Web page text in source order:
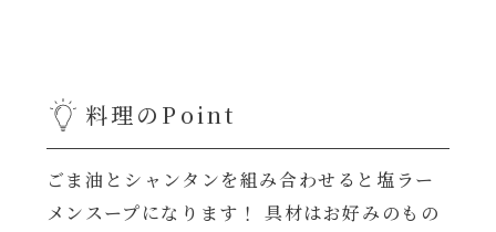
クリスマス
年末年始
料理のPoint
ごま油とシャンタンを組み合わせると塩ラー
メンスープになります！ 具材はお好みのもの